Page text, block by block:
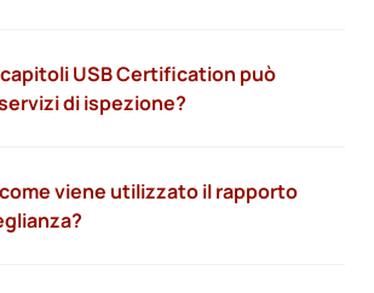
USB Certification può
di ispezione?
viene utilizzato il rapporto